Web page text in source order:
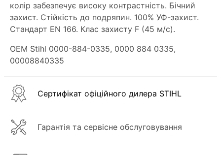
колір забезпечує високу контрастність. Бічний
захист. Стійкість до подряпин. 100% УФ-захист.
Стандарт EN 166. Клас захисту F (45 м/с).
OEM Stihl 0000-884-0335, 0000 884 0335,
00008840335
Сертифікат офіційного дилера STIHL
Гарантія та сервісне обслуговування